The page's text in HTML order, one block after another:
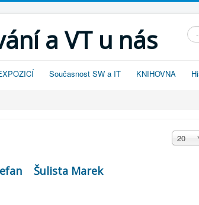
a VT u nás
Současnost SW a IT KNIHOVNA
Zobrazit
20
Šulista Marek